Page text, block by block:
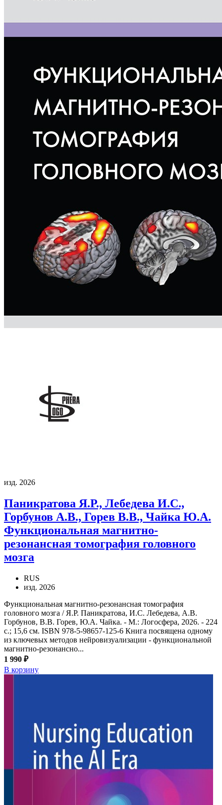
изд. 2026
Паникратова Я.Р., Лебедева И.С.,
Горбунов А.В., Горев В.В., Чайка Ю.А.
Функциональная магнитно-
резонансная томография головного
мозга
RUS
изд. 2026
Функциональная магнитно-резонансная томография
головного мозга / Я.Р. Паникратова, И.С. Лебедева, А.В.
Горбунов, В.В. Горев, Ю.А. Чайка. - М.: Логосфера, 2026. - 224
с.; 15,6 см. ISBN 978-5-98657-125-6 Книга посвящена одному
из ключевых методов нейровизуализации - функциональной
магнитно-резонансно...
1 990 ₽
В корзину